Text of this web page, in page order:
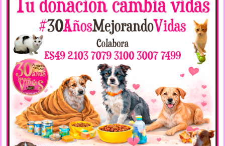
Raza:Mestiza
Hembra
Carácter:
Veces Visto:2654
< AnteriorSiguiente >
COMENTARIOS(2)
ANÓNIMO